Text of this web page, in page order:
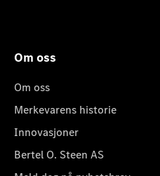
Om oss
Om oss
Merkevarens historie
Innovasjoner
Bertel O. Steen AS